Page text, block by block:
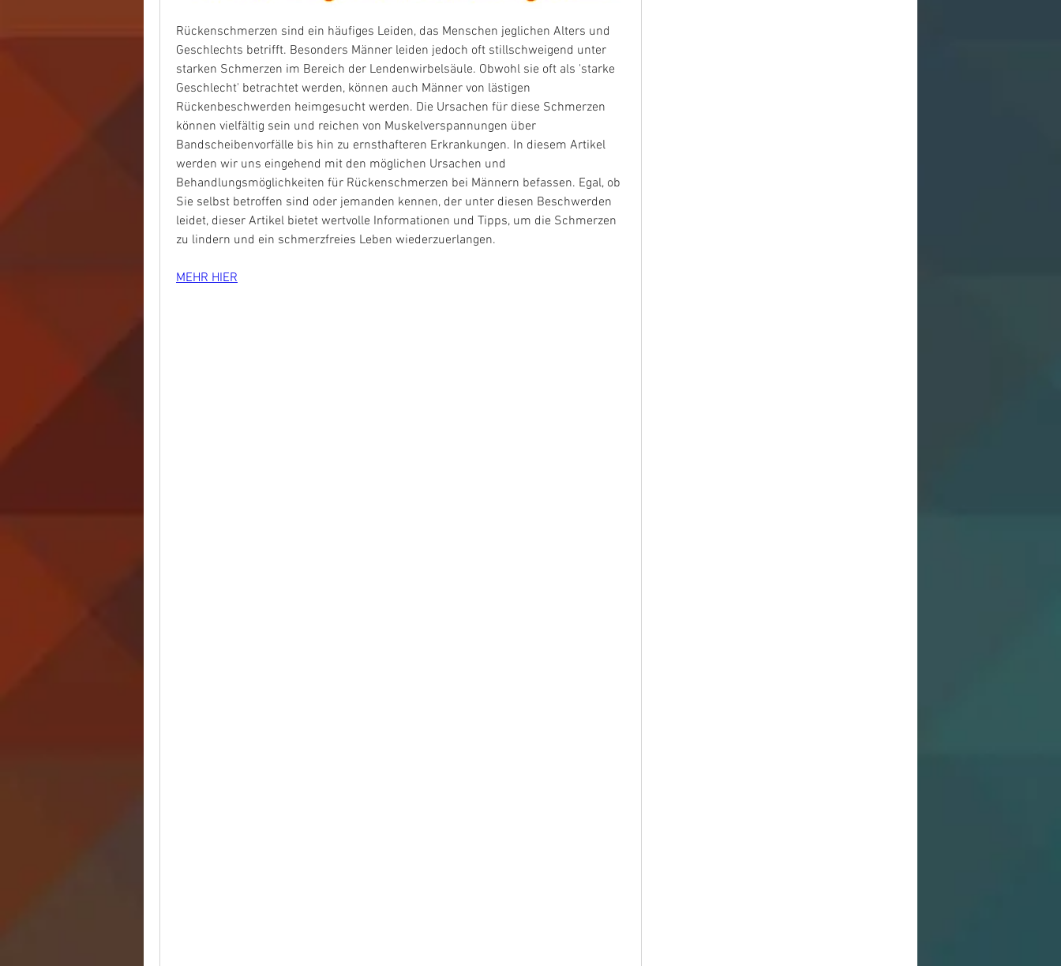
Rückenschmerzen sind ein häufiges Leiden, das Menschen jeglichen Alters und
Geschlechts betrifft. Besonders Männer leiden jedoch oft stillschweigend unter
starken Schmerzen im Bereich der Lendenwirbelsäule. Obwohl sie oft als 'starke
Geschlecht' betrachtet werden, können auch Männer von lästigen
Rückenbeschwerden heimgesucht werden. Die Ursachen für diese Schmerzen
können vielfältig sein und reichen von Muskelverspannungen über
Bandscheibenvorfälle bis hin zu ernsthafteren Erkrankungen. In diesem Artikel
werden wir uns eingehend mit den möglichen Ursachen und
Behandlungsmöglichkeiten für Rückenschmerzen bei Männern befassen. Egal, ob
Sie selbst betroffen sind oder jemanden kennen, der unter diesen Beschwerden
leidet, dieser Artikel bietet wertvolle Informationen und Tipps, um die Schmerzen
zu lindern und ein schmerzfreies Leben wiederzuerlangen.
MEHR HIER